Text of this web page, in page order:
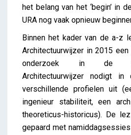
het belang van het ‘begin’ in
URA nog vaak opnieuw
Binnen het kader van de a-z
Architectuurwijzer in 2015
onderzoek in de
Architectuurwijzer nodigt
verschillende profielen uit
ingenieur stabiliteit, een
theoreticus-historicus). De
gepaard met